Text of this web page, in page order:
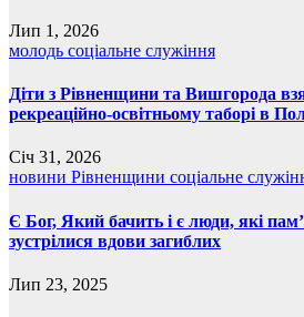
Лип 1, 2026
молодь соціальне служіння
Діти з Рівненщини та Вишгорода
рекреаційно-освітньому таборі в
Січ 31, 2026
новини Рівненщини соціальне
Є Бог, Який бачить і є люди, які
зустрілися вдови загиблих
Лип 23, 2025